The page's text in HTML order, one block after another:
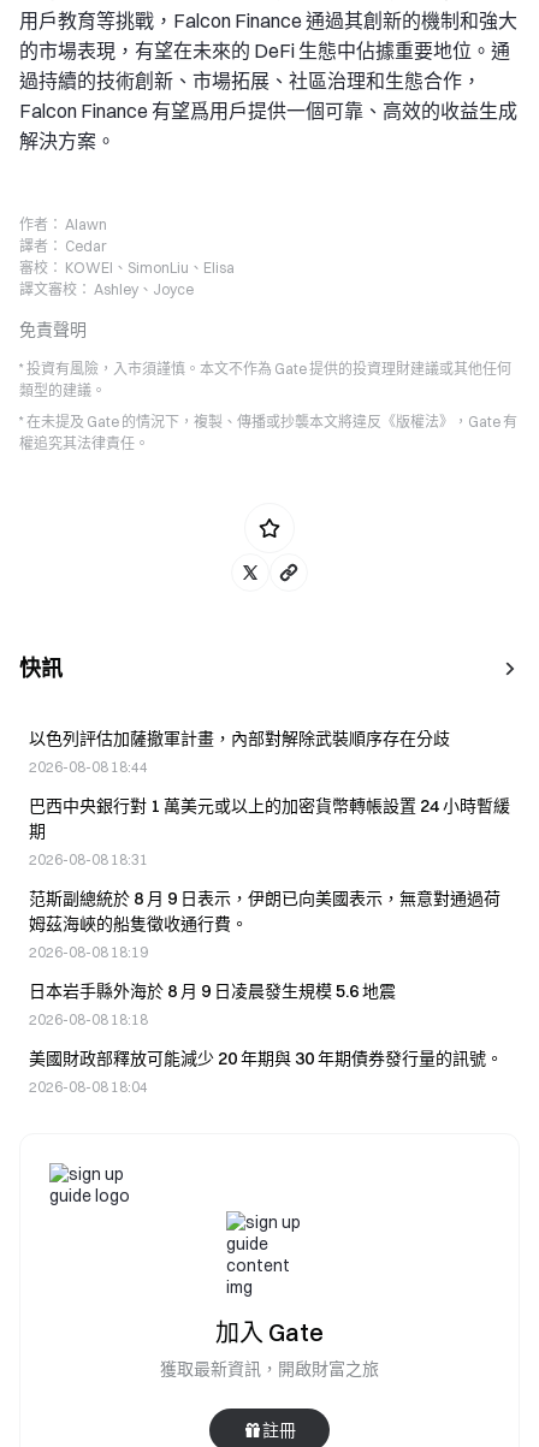
用戶教育等挑戰，Falcon Finance 通過其創新的機制和強大
的市場表現，有望在未來的 DeFi 生態中佔據重要地位。通
過持續的技術創新、市場拓展、社區治理和生態合作，
Falcon Finance 有望爲用戶提供一個可靠、高效的收益生成
解決方案。
作者： Alawn
譯者： Cedar
審校： KOWEI、SimonLiu、Elisa
譯文審校： Ashley、Joyce
免責聲明
* 投資有風險，入市須謹慎。本文不作為 Gate 提供的投資理財建議或其他任何
類型的建議。
* 在未提及 Gate 的情況下，複製、傳播或抄襲本文將違反《版權法》，Gate 有
權追究其法律責任。
快訊
以色列評估加薩撤軍計畫，內部對解除武裝順序存在分歧
2026-08-08 18:44
巴西中央銀行對 1 萬美元或以上的加密貨幣轉帳設置 24 小時暫緩
期
2026-08-08 18:31
范斯副總統於 8 月 9 日表示，伊朗已向美國表示，無意對通過荷
姆茲海峽的船隻徵收通行費。
2026-08-08 18:19
日本岩手縣外海於 8 月 9 日凌晨發生規模 5.6 地震
2026-08-08 18:18
美國財政部釋放可能減少 20 年期與 30 年期債券發行量的訊號。
2026-08-08 18:04
加入 Gate
獲取最新資訊，開啟財富之旅
註冊